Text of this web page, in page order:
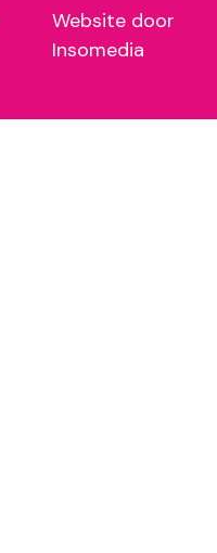
Website door
Insomedia